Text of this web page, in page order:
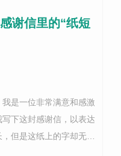
谢信里的“纸短
是一位非常满意和感激
下这封感谢信，以表达
但是这纸上的字却无法